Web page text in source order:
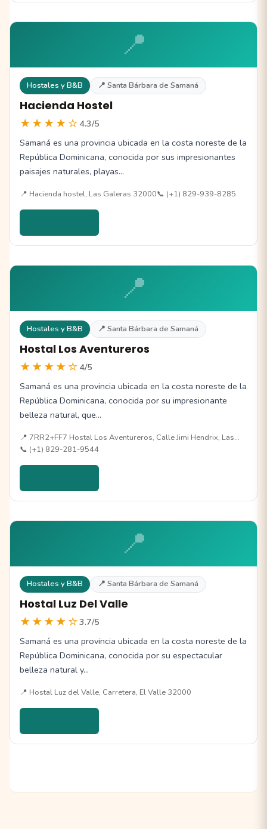
📍
Hostales y B&B 📍 Santa Bárbara de Samaná
Hacienda Hostel
★★★★☆ 4.3/5
Samaná es una provincia ubicada en la costa noreste de la
República Dominicana, conocida por sus impresionantes
paisajes naturales, playas…
📍 Hacienda hostel, Las Galeras 32000📞 (+1) 829-939-8285
📍
Hostales y B&B 📍 Santa Bárbara de Samaná
Hostal Los Aventureros
★★★★☆ 4/5
Samaná es una provincia ubicada en la costa noreste de la
República Dominicana, conocida por su impresionante
belleza natural, que…
📍 7RR2+FF7 Hostal Los Aventureros, Calle Jimi Hendrix, Las…
📞 (+1) 829-281-9544
📍
Hostales y B&B 📍 Santa Bárbara de Samaná
Hostal Luz Del Valle
★★★★☆3.7/5
Samaná es una provincia ubicada en la costa noreste de la
República Dominicana, conocida por su espectacular
belleza natural y…
📍 Hostal Luz del Valle, Carretera, El Valle 32000